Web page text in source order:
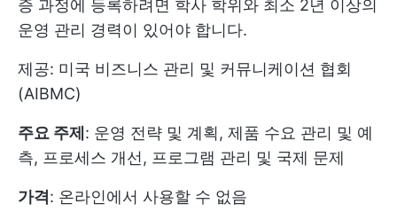
증 과정에 등록하려면 학사 학위와 최소 2년 이상의
운영 관리 경력이 있어야 합니다.
제공: 미국 비즈니스 관리 및 커뮤니케이션 협회
(AIBMC)
주요 주제 : 운영 전략 및 계획, 제품 수요 관리 및 예
측, 프로세스 개선, 프로그램 관리 및 국제 문제
가격 : 온라인에서 사용할 수 없음